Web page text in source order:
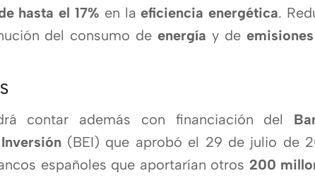
hasta el 17% en laeficiencia energética.
del consumo deenergí­a y de
contar además con financiación del
(BEI) que aprobó el 29 de julio de
españoles que aportarí­an otros 200